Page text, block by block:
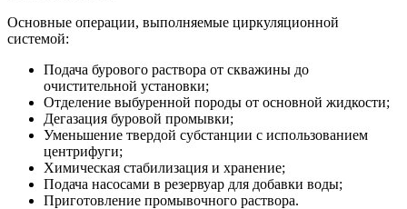
Основные операции, выполняемые циркуляционной
системой:
Подача бурового раствора от скважины до
очистительной установки;
Отделение выбуренной породы от основной жидкости;
Дегазация буровой промывки;
Уменьшение твердой субстанции с использованием
центрифуги;
Химическая стабилизация и хранение;
Подача насосами в резервуар для добавки воды;
Приготовление промывочного раствора.